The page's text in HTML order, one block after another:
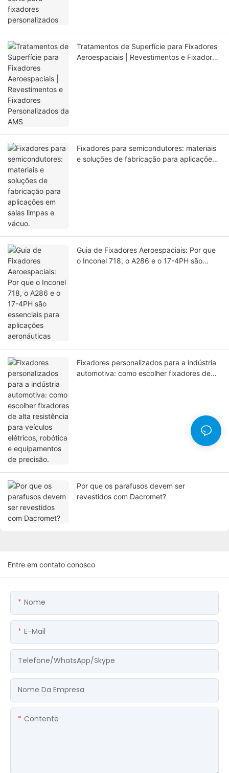
Tratamentos de Superfície para Fixadores
Aeroespaciais | Revestimentos e Fixadores
Fixadores para semicondutores: materiais
e soluções de fabricação para aplicações
Guia de Fixadores Aeroespaciais: Por que
o Inconel 718, o A286 e o ​​17-4PH são
Fixadores personalizados para a indústria
automotiva: como escolher fixadores de
Por que os parafusos devem ser
revestidos com Dacromet?
Entre em contato conosco
Nome
E-Mail
Telefone/WhatsApp/Skype
Nome Da Empresa
Contente